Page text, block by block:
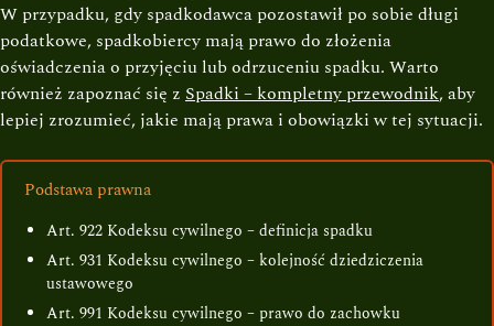
W przypadku, gdy spadkodawca pozostawił po sobie długi
podatkowe, spadkobiercy mają prawo do złożenia
oświadczenia o przyjęciu lub odrzuceniu spadku. Warto
również zapoznać się z Spadki – kompletny przewodnik, aby
lepiej zrozumieć, jakie mają prawa i obowiązki w tej sytuacji.
Podstawa prawna
Art. 922 Kodeksu cywilnego – definicja spadku
Art. 931 Kodeksu cywilnego – kolejność dziedziczenia
ustawowego
Art. 991 Kodeksu cywilnego – prawo do zachowku